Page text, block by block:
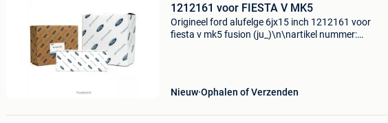
1212161 voor FIESTA V MK5
Origineel ford alufelge 6jx15 inch 1212161 voor
fiesta v mk5 fusion (ju_)\n\nartikel nummer:
Nieuw Ophalen of Verzenden